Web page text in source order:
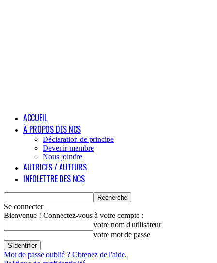
ACCUEIL
À PROPOS DES NCS
Déclaration de principe
Devenir membre
Nous joindre
AUTRICES / AUTEURS
INFOLETTRE DES NCS
Se connecter
Bienvenue ! Connectez-vous à votre compte :
votre nom d'utilisateur
votre mot de passe
Mot de passe oublié ? Obtenez de l'aide.